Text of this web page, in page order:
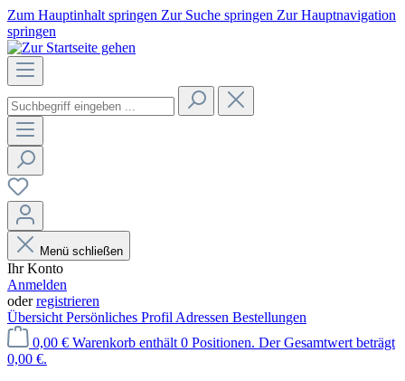
Zum Hauptinhalt springen Zur Suche springen Zur Hauptnavigation
springen
Menü schließen
Ihr Konto
Anmelden
oderregistrieren
Übersicht Persönliches Profil Adressen Bestellungen
0,00 € Warenkorb enthält 0 Positionen. Der Gesamtwert beträgt
0,00 €.